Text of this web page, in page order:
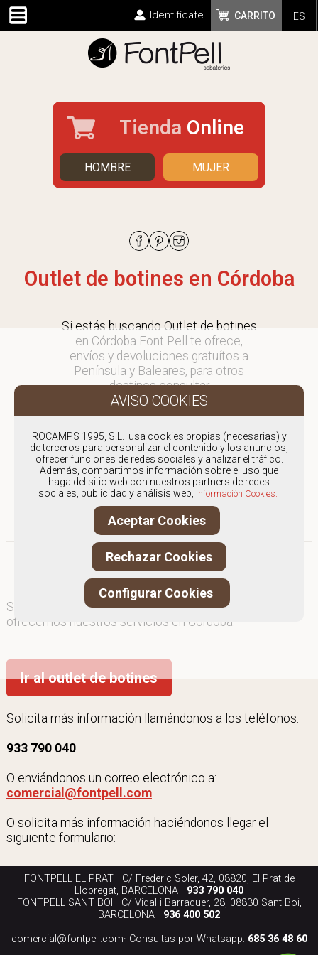
ES
CARRITO
Identifícate
Tienda Online
HOMBRE MUJER
Outlet de botines en Córdoba
Si estás buscando Outlet de botines
en Córdoba Font Pell te ofrece,
envíos y devoluciones gratuítos a
Península y Baleares, para otros
destinos consultar
en comercial@fontpell.com.
Los envíos a Córdoba gestionados
entre semana se entregarán en
menos de 48 horas; los pedidos
realizados en fin de semana, el
producto se enviará a partir del
lunes.
Somos especialistas en Outlet de botines
ofrecemos nuestros servicios en Córdoba.
Ir al outlet de botines
Solicita más información llamándonos a los teléfonos:
933 790 040
O enviándonos un correo electrónico a:
comercial@fontpell.com
O solicita más información haciéndonos llegar el
siguiente formulario:
FONTPELL EL PRAT · C/ Frederic Soler, 42, 08820, El Prat de
Llobregat, BARCELONA · 933 790 040
FONTPELL SANT BOI · C/ Vidal i Barraquer, 28, 08830 Sant Boi,
BARCELONA · 936 400 502
comercial@fontpell.com· Consultas por Whatsapp: 685 36 48 60
ROCAMPS 1995, S.L. usa cookies propias (necesarias) y
de terceros para personalizar el contenido y los anuncios,
ofrecer funciones de redes sociales y analizar el tráfico.
Además, compartimos información sobre el uso que
haga del sitio web con nuestros partners de redes
sociales, publicidad y análisis web, Información Cookies.
Aceptar Cookies
Rechazar Cookies
Configurar Cookies